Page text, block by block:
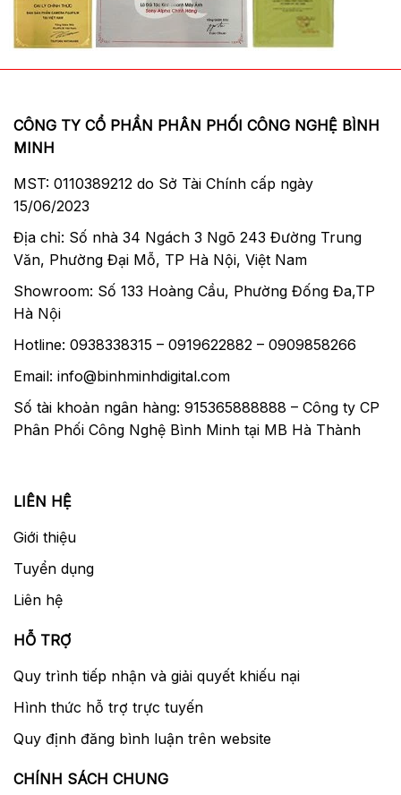
CÔNG TY CỔ PHẦN PHÂN PHỐI CÔNG NGHỆ BÌNH
MINH
MST: 0110389212 do Sở Tài Chính cấp ngày
15/06/2023
Địa chỉ: Số nhà 34 Ngách 3 Ngõ 243 Đường Trung
Văn, Phường Đại Mỗ, TP Hà Nội, Việt Nam
Showroom: Số 133 Hoàng Cầu, Phường Đống Đa,TP
Hà Nội
Hotline: 0938338315 – 0919622882 – 0909858266
Email: info@binhminhdigital.com
Số tài khoản ngân hàng: 915365888888 – Công ty CP
Phân Phối Công Nghệ Bình Minh tại MB Hà Thành
LIÊN HỆ
Giới thiệu
Tuyển dụng
Liên hệ
HỖ TRỢ
Quy trình tiếp nhận và giải quyết khiếu nại
Hình thức hỗ trợ trực tuyến
Quy định đăng bình luận trên website
CHÍNH SÁCH CHUNG